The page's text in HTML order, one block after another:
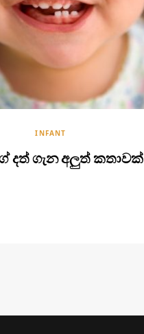
INFANT
දත් ගැන අලුත් කතාවක්